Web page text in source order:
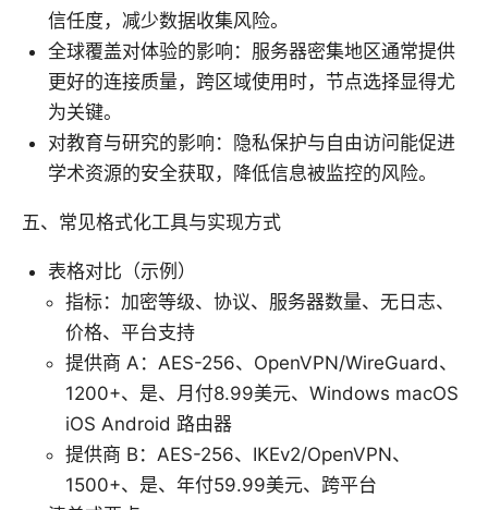
信任度，减少数据收集风险。
全球覆盖对体验的影响：服务器密集地区通常提供
更好的连接质量，跨区域使用时，节点选择显得尤
为关键。
对教育与研究的影响：隐私保护与自由访问能促进
学术资源的安全获取，降低信息被监控的风险。
五、常见格式化工具与实现方式
表格对比（示例）
指标：加密等级、协议、服务器数量、无日志、
价格、平台支持
提供商 A：AES-256、OpenVPN/WireGuard、
1200+、是、月付8.99美元、Windows macOS
iOS Android 路由器
提供商 B：AES-256、IKEv2/OpenVPN、
1500+、是、年付59.99美元、跨平台